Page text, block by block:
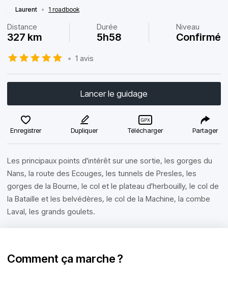
Laurent • 1 roadbook
Distance
327 km
Durée
5h58
Niveau
Confirmé
• 1 avis
Lancer le guidage
Enregistrer Dupliquer Télécharger Partager
Les principaux points d'intérêt sur une sortie, les gorges du
Nans, la route des Ecouges, les tunnels de Presles, les
gorges de la Bourne, le col et le plateau d'herbouilly, le col de
la Bataille et les belvédères, le col de la Machine, la combe
Laval, les grands goulets.
Comment ça marche ?